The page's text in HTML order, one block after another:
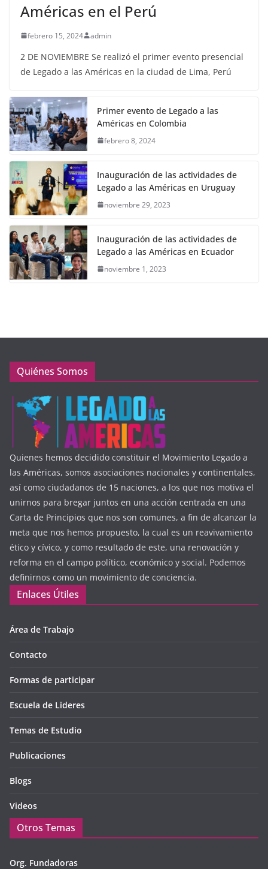
Américas en el Perú
febrero 15, 2024 admin
2 DE NOVIEMBRE Se realizó el primer evento presencial
de Legado a las Américas en la ciudad de Lima, Perú
Primer evento de Legado a las
Américas en Colombia
febrero 8, 2024
Inauguración de las actividades de
Legado a las Américas en Uruguay
noviembre 29, 2023
Inauguración de las actividades de
Legado a las Américas en Ecuador
noviembre 1, 2023
Quiénes Somos
Quienes hemos decidido constituir el Movimiento Legado a
las Américas, somos asociaciones nacionales y continentales,
así como ciudadanos de 15 naciones, a los que nos motiva el
unirnos para bregar juntos en una acción centrada en una
Carta de Principios que nos son comunes, a fin de alcanzar la
meta que nos hemos propuesto, la cual es un reavivamiento
ético y cívico, y como resultado de este, una renovación y
reforma en el campo político, económico y social. Podemos
definirnos como un movimiento de conciencia.
Enlaces Útiles
Área de Trabajo
Contacto
Formas de participar
Escuela de Lideres
Temas de Estudio
Publicaciones
Blogs
Videos
Otros Temas
Org. Fundadoras